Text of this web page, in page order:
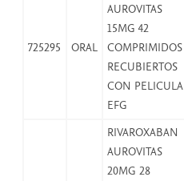
725295 ORAL
AUROVITAS
15MG 42
COMPRIMIDOS
RECUBIERTOS
CON PELICULA
EFG
RIVAROXABAN
AUROVITAS
20MG 28